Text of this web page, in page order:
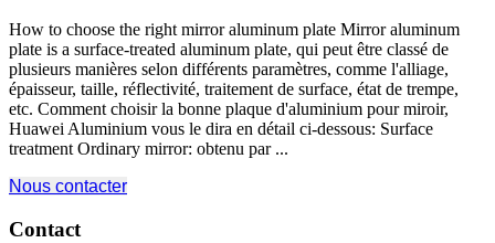
How to choose the right mirror aluminum plate Mirror aluminum
plate is a surface-treated aluminum plate, qui peut être classé de
plusieurs manières selon différents paramètres, comme l'alliage,
épaisseur, taille, réflectivité, traitement de surface, état de trempe,
etc. Comment choisir la bonne plaque d'aluminium pour miroir,
Huawei Aluminium vous le dira en détail ci-dessous: Surface
treatment Ordinary mirror: obtenu par ...
Nous contacter
Contact